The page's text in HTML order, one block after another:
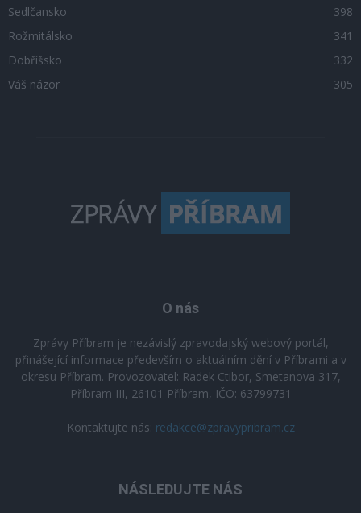
Sedlčansko
398
Rožmitálsko
341
Dobříšsko
332
Váš názor
305
O nás
Zprávy Příbram je nezávislý zpravodajský webový portál,
přinášející informace především o aktuálním dění v Příbrami a v
okresu Příbram. Provozovatel: Radek Ctibor, Smetanova 317,
Příbram III, 26101 Příbram, IČO: 63799731
Kontaktujte nás: redakce@zpravypribram.cz
NÁSLEDUJTE NÁS